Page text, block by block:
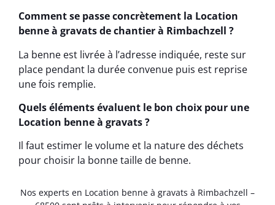
Comment se passe concrètement la Location
benne à gravats de chantier à Rimbachzell ?
La benne est livrée à l’adresse indiquée, reste sur
place pendant la durée convenue puis est reprise
une fois remplie.
Quels éléments évaluent le bon choix pour une
Location benne à gravats ?
Il faut estimer le volume et la nature des déchets
pour choisir la bonne taille de benne.
Nos experts en Location benne à gravats à Rimbachzell –